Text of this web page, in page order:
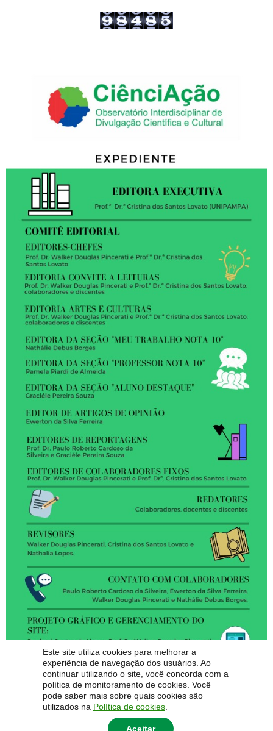
Este site utiliza cookies para melhorar a
experiência de navegação dos usuários. Ao
continuar utilizando o site, você concorda com a
política de monitoramento de cookies. Você
pode saber mais sobre quais cookies são
utilizados na Política de cookies
Aceitar